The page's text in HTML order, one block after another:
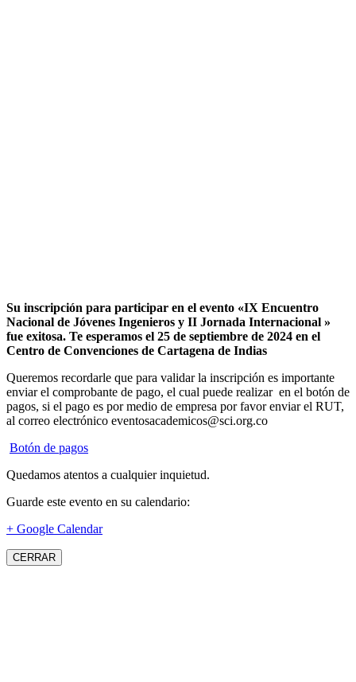
Su inscripción para participar en el evento «IX Encuentro
Nacional de Jóvenes Ingenieros y II Jornada Internacional »
fue exitosa. Te esperamos el 25 de septiembre de 2024 en el
Centro de Convenciones de Cartagena de Indias
Queremos recordarle que para validar la inscripción es importante
enviar el comprobante de pago, el cual puede realizar en el botón de
pagos, si el pago es por medio de empresa por favor enviar el RUT,
al correo electrónico eventosacademicos@sci.org.co
Botón de pagos
Quedamos atentos a cualquier inquietud.
Guarde este evento en su calendario:
+ Google Calendar
CERRAR